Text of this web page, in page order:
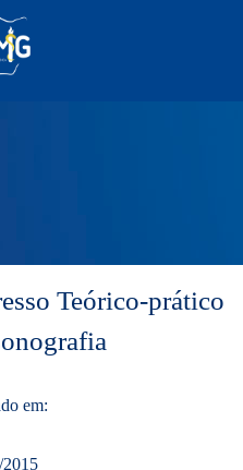
Teórico-prático
em: